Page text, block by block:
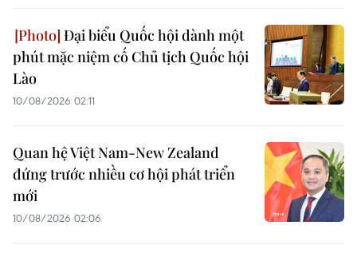
Đại biểu Quốc hội dành một
phút mặc niệm cố Chủ tịch Quốc hội
Lào
10/08/2026 02:11
Quan hệ Việt Nam-New Zealand
đứng trước nhiều cơ hội phát triển
mới
10/08/2026 02:06